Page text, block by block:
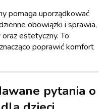
pomaga uporządkować
obowiązki i sprawia,
estetyczny. To
poprawić komfort
pytania o